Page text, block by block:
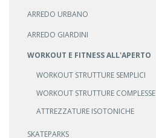
ARREDO URBANO
ARREDO GIARDINI
WORKOUT E FITNESS ALL'APERTO
WORKOUT STRUTTURE SEMPLICI
WORKOUT STRUTTURE COMPLESSE
ATTREZZATURE ISOTONICHE
SKATEPARKS